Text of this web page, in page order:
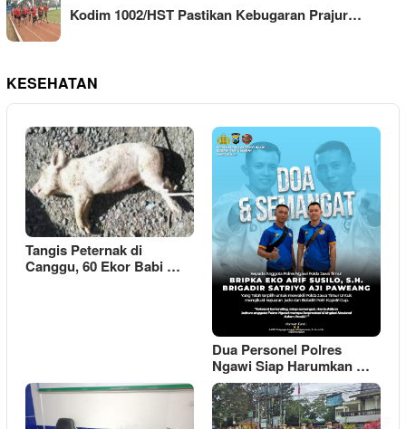
Kodim 1002/HST Pastikan Kebugaran Prajur…
KESEHATAN
Tangis Peternak di
Canggu, 60 Ekor Babi …
Dua Personel Polres
Ngawi Siap Harumkan …